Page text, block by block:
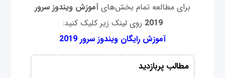
برای مطالعه تمام بخش‌هایآموزش ویندوز سرور
2019 روی لینک زیر کلیک کنید:
آموزش رایگان ویندوز سرور 2019
مطالب پربازدید